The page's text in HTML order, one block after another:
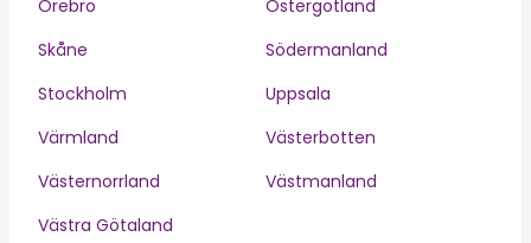
Örebro
Östergötland
Skåne
Södermanland
Stockholm
Uppsala
Värmland
Västerbotten
Västernorrland
Västmanland
Västra Götaland